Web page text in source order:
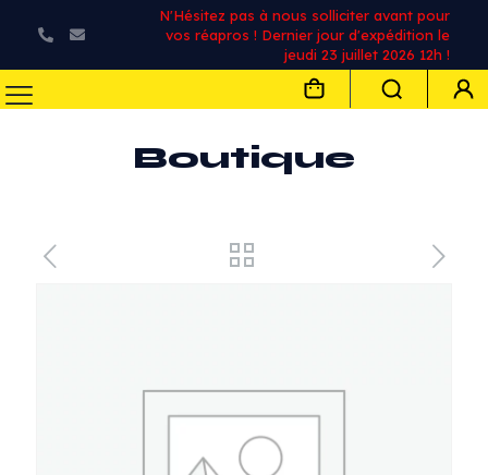
N'Hésitez pas à nous solliciter avant pour
vos réapros ! Dernier jour d'expédition le
jeudi 23 juillet 2026 12h !
Boutique